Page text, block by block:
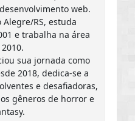
web.
Alegre/RS, estuda
e trabalha na área
sua jornada como
2018, dedica-se a
e desafiadoras,
gêneros de horror e